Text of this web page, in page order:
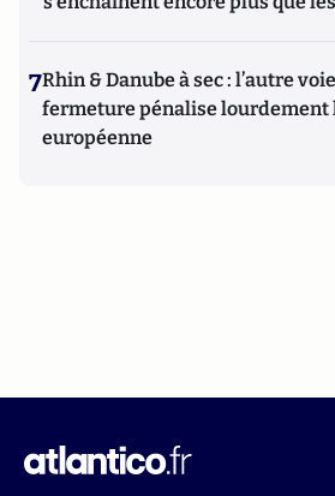
7Rhin & Danube à sec : l’autre
fermeture pénalise lourdement
européenne